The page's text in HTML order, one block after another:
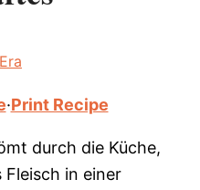
·Print Recipe
durch die Küche,
in einer